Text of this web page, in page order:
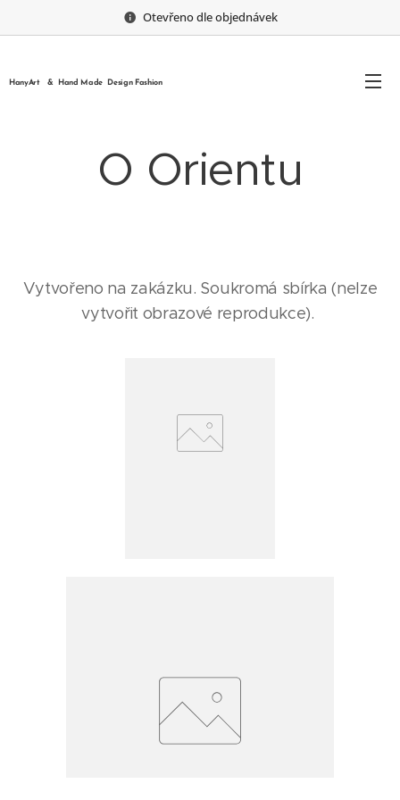
Otevřeno dle objednávek
HanyArt & Hand Made Design Fashion
O Orientu
Vytvořeno na zakázku. Soukromá sbírka (nelze
vytvořit obrazové reprodukce).